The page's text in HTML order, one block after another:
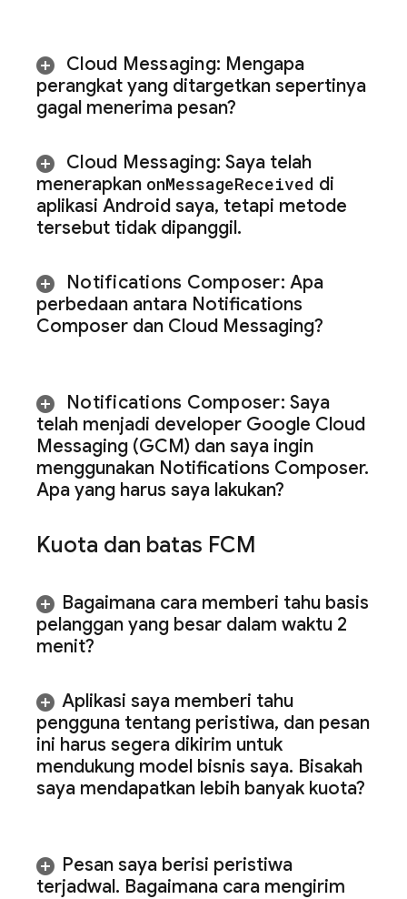
Cloud Messaging: Mengapa
perangkat yang ditargetkan sepertinya
gagal menerima pesan?
Cloud Messaging: Saya telah
menerapkan onMessageReceived di
aplikasi Android saya, tetapi metode
tersebut tidak dipanggil.
Notifications Composer: Apa
perbedaan antara Notifications
Composer dan Cloud Messaging?
Notifications Composer: Saya
telah menjadi developer Google Cloud
Messaging (GCM) dan saya ingin
menggunakan Notifications Composer.
Apa yang harus saya lakukan?
Kuota dan batas FCM
Bagaimana cara memberi tahu basis
pelanggan yang besar dalam waktu 2
menit?
Aplikasi saya memberi tahu
pengguna tentang peristiwa, dan pesan
ini harus segera dikirim untuk
mendukung model bisnis saya. Bisakah
saya mendapatkan lebih banyak kuota?
Pesan saya berisi peristiwa
terjadwal. Bagaimana cara mengirim